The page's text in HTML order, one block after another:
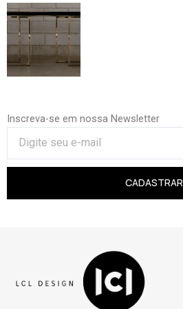
Inscreva-se em nossa Newsletter
CADASTRAR